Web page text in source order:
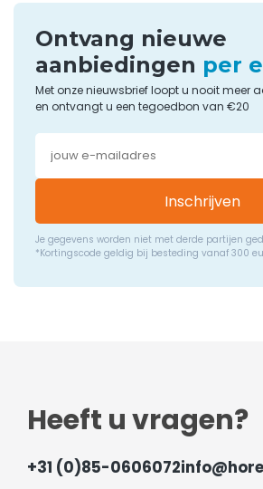
Ontvang nieuwe
aanbiedingen per
Met onze nieuwsbrief loopt u nooit meer
en ontvangt u een tegoedbon van €20
Inschrijven
Je gegevens worden niet met derde partijen
*Kortingscode geldig bij besteding vanaf 300
Heeft u vragen?
+31 (0)85-0606072